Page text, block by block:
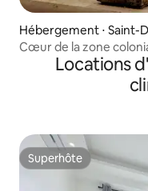
Hébergement ⋅ Saint-
Cœur de la zone
Locations
Superhôte
Superhôte